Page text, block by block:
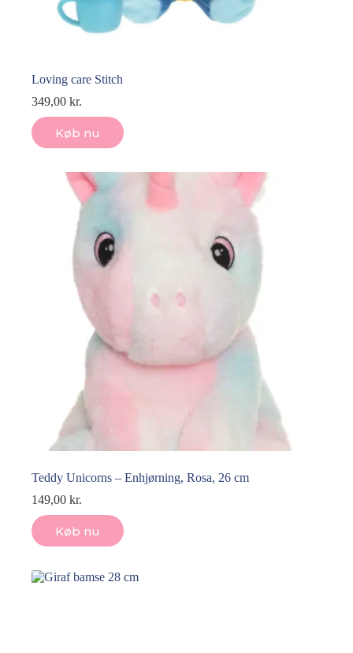
Loving care Stitch
349,00 kr.
Køb nu
Teddy Unicorns – Enhjørning, Rosa, 26 cm
149,00 kr.
Køb nu